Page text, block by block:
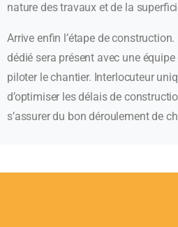
nature des travaux et de la
Arrive enfin l’étape de
dédié sera présent avec une
piloter le chantier. Interlocuteur
d’optimiser les délais de
s’assurer du bon déroulement de